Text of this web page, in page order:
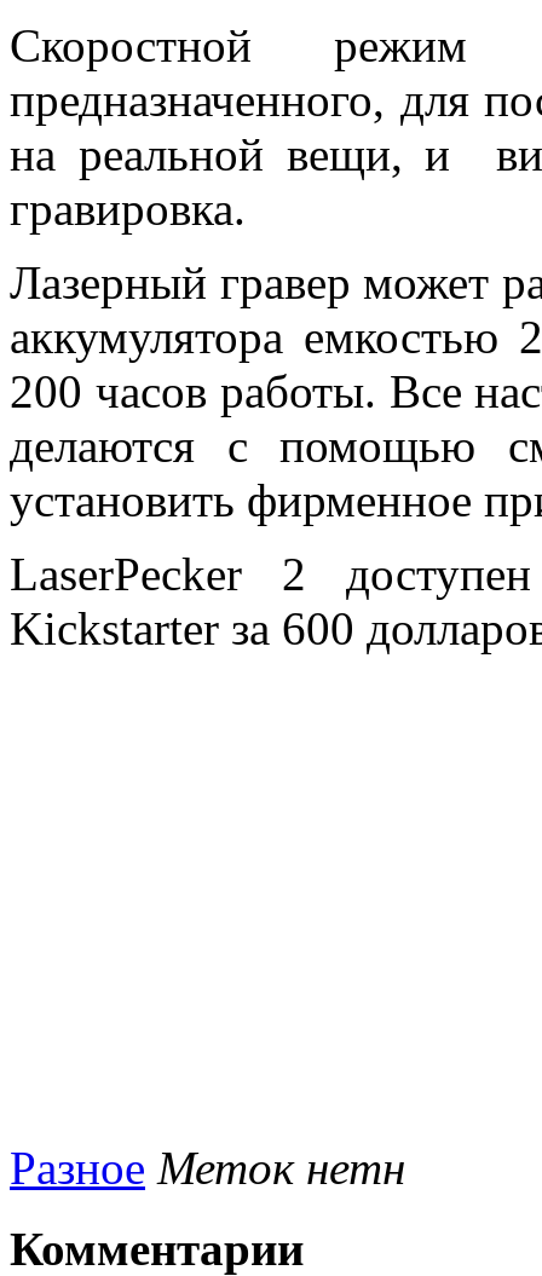
Скоростной режим
предназначенного, для
на реальной вещи, и
гравировка.
Лазерный гравер может
аккумулятора емкостью
200 часов работы. Все
делаются с помощью
установить фирменное
LaserPecker 2
Kickstarter за 600
Разное Меток нетн
Комментарии